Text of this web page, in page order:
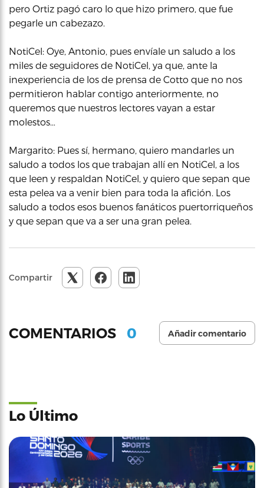
pero Ortiz pagó caro lo que hizo primero, que fue
pegarle un cabezazo.
NotiCel: Oye, Antonio, pues envíale un saludo a los
miles de seguidores de NotiCel, ya que, ante la
inexperiencia de los de prensa de Cotto que no nos
permitieron hablar contigo anteriormente, no
queremos que nuestros lectores vayan a estar
molestos…
Margarito: Pues sí, hermano, quiero mandarles un
saludo a todos los que trabajan allí en NotiCel, a los
que leen y respaldan NotiCel, y quiero que sepan que
esta pelea va a venir bien para toda la afición. Los
saludo a todos esos buenos fanáticos puertorriqueños
y que sepan que va a ser una gran pelea.
Compartir
COMENTARIOS 0 Añadir comentario
Lo Último